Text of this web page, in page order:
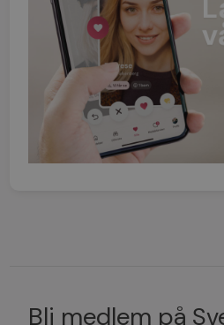
Bli medlem på